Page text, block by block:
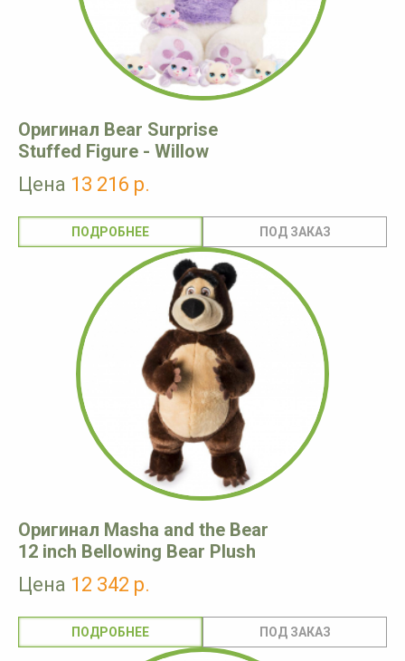
Оригинал Bear Surprise
Stuffed Figure - Willow
Цена 13 216 р.
ПОДРОБНЕЕ
Оригинал Masha and the Bear
12 inch Bellowing Bear Plush
Цена 12 342 р.
ПОДРОБНЕЕ